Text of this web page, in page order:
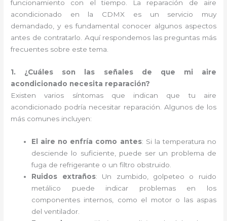
funcionamiento con el tiempo. La reparación de aire
acondicionado en la CDMX es un servicio muy
demandado, y es fundamental conocer algunos aspectos
antes de contratarlo. Aquí respondemos las preguntas más
frecuentes sobre este tema.
1. ¿Cuáles son las señales de que mi aire
acondicionado necesita reparación?
Existen varios síntomas que indican que tu aire
acondicionado podría necesitar reparación. Algunos de los
más comunes incluyen:
El aire no enfría como antes: Si la temperatura no
desciende lo suficiente, puede ser un problema de
fuga de refrigerante o un filtro obstruido.
Ruidos extraños: Un zumbido, golpeteo o ruido
metálico puede indicar problemas en los
componentes internos, como el motor o las aspas
del ventilador.